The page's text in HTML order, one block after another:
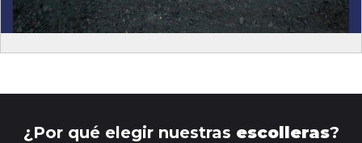
¿Por qué elegir nuestras escolleras?